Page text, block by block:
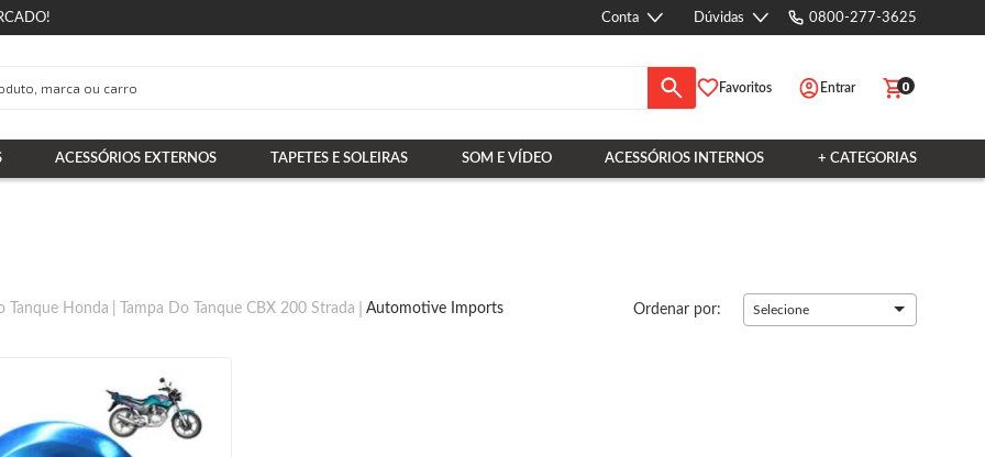
Conta Dúvidas 0800-277-3625
Favoritos Entrar 0
ACESSÓRIOS EXTERNOS TAPETES E SOLEIRAS SOM E VÍDEO ACESSÓRIOS INTERNOS + CATEGORIAS
Tanque Honda Tampa Do Tanque CBX 200 Strada Automotive Imports Ordenar por: Selecione